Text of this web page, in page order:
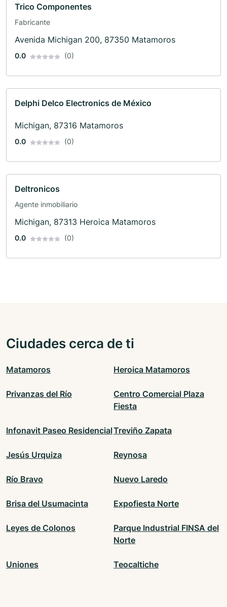
Trico Componentes
Fabricante
Avenida Michigan 200, 87350 Matamoros
0.0 (0)
Delphi Delco Electronics de México
Michigan, 87316 Matamoros
0.0 (0)
Deltronicos
Agente inmobiliario
Michigan, 87313 Heroica Matamoros
0.0 (0)
Ciudades cerca de ti
Matamoros Heroica Matamoros
Privanzas del Río
Centro Comercial Plaza
Fiesta
Infonavit Paseo ResidencialTreviño Zapata
Jesús Urquiza Reynosa
Río Bravo Nuevo Laredo
Brisa del Usumacinta Expofiesta Norte
Leyes de Colonos
Parque Industrial FINSA del
Norte
Uniones Teocaltiche